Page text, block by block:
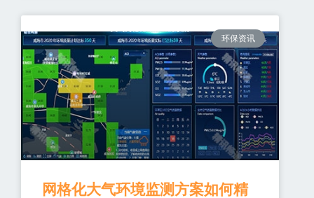
环保资讯
网格化大气环境监测方案如何精